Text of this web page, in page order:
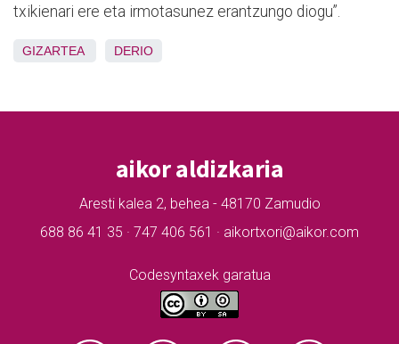
txikienari ere eta irmotasunez erantzungo diogu”.
GIZARTEA DERIO
aikor aldizkaria
Aresti kalea 2, behea - 48170 Zamudio
688 86 41 35 · 747 406 561 · aikortxori@aikor.com
Codesyntaxek garatua